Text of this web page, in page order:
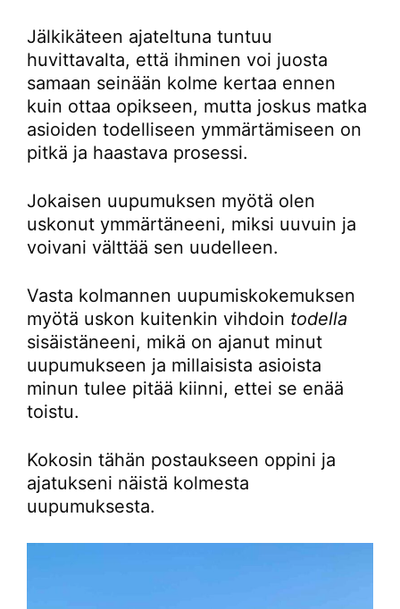
Jälkikäteen ajateltuna tuntuu
huvittavalta, että ihminen voi juosta
samaan seinään kolme kertaa ennen
kuin ottaa opikseen, mutta joskus matka
asioiden todelliseen ymmärtämiseen on
pitkä ja haastava prosessi.
Jokaisen uupumuksen myötä olen
uskonut ymmärtäneeni, miksi uuvuin ja
voivani välttää sen uudelleen.
Vasta kolmannen uupumiskokemuksen
myötä uskon kuitenkin vihdoin todella
sisäistäneeni, mikä on ajanut minut
uupumukseen ja millaisista asioista
minun tulee pitää kiinni, ettei se enää
toistu.
Kokosin tähän postaukseen oppini ja
ajatukseni näistä kolmesta
uupumuksesta.